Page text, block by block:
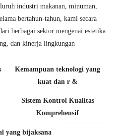
Kemampuan teknologi yang
kuat dan r &
Sistem Kontrol Kualitas
Komprehensif
yang bijaksana
industri makanan, minuman,
bertahun-tahun, kami secara
berbagai sektor mengenai estetika
dan kinerja lingkungan